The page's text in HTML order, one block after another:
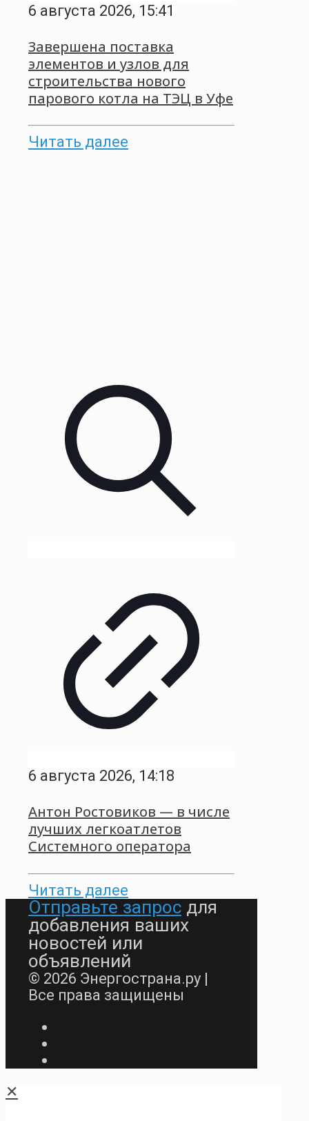
6 августа 2026, 15:41
Завершена поставка
элементов и узлов для
строительства нового
парового котла на ТЭЦ в Уфе
Читать далее
6 августа 2026, 14:18
Антон Ростовиков — в числе
лучших легкоатлетов
Системного оператора
Читать далее
Отправьте запрос для
добавления ваших
новостей или
объявлений
© 2026 Энергострана.ру |
Все права защищены
✕